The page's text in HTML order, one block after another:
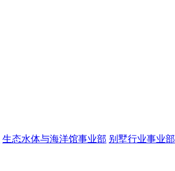
生态水体与海洋馆事业部 别墅行业事业部